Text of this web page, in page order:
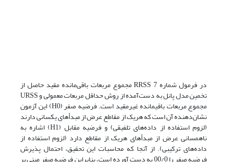
در فرمول شماره 7 RRSS مجموع مربعات باقی‌مانده مقید حاصل از
تخمین مدل پانل به دست‌آمده از روش حداقل مربعات معمولی و URSS
مجموع مربعات باقیمانده غیرمقید است. فرضیه صفر (H0) این آزمون
نشان‌دهنده آن است که هریک از مقاطع عرض از مبدأهای یکسانی دارند
(لزوم استفاده از داده‌های تلفیقی) و فرضیه مقابل (H1) اشاره به
ناهمسانی عرض از مبدأهای هریک از مقاطع دارد (لزوم استفاده از
داده‌های ترکیبی). از آنجا که محاسبات این تحقیق، احتمال پذیرش